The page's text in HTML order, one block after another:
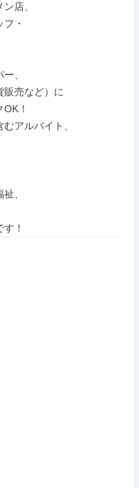
店、
・
、
販売など）に
！
アルバイト、
、
！